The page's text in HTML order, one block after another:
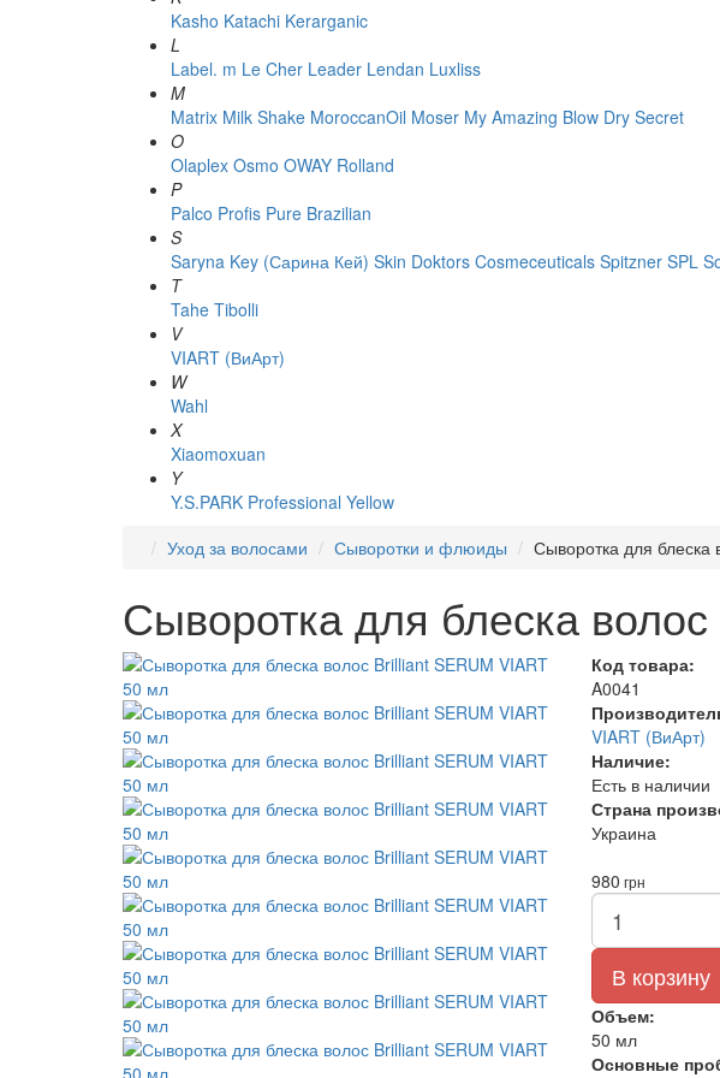
Kasho Katachi Kerarganic
L
Label. m Le Cher Leader Lendan Luxliss
M
Matrix Milk Shake MoroccanOil Moser My Amazing Blow Dry Secret
O
Olaplex Osmo OWAY Rolland
P
Palco Profis Pure Brazilian
S
Saryna Key (Сарина Кей) Skin Doktors Cosmeceuticals Spitzner SPL
T
Tahe Tibolli
V
VIART (ВиАрт)
W
Wahl
X
Xiaomoxuan
Y
Y.S.PARK Professional Yellow
Уход за волосами
Сыворотки и флюиды Сыворотка для
Сыворотка для блеска
Код товара:
A0041
VIART (ВиАрт)
Наличие:
Есть в наличии
Страна
Украина
980 грн
В корзину
Объем:
50 мл
Основные